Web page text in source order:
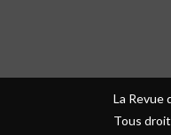
La Revue
Tous